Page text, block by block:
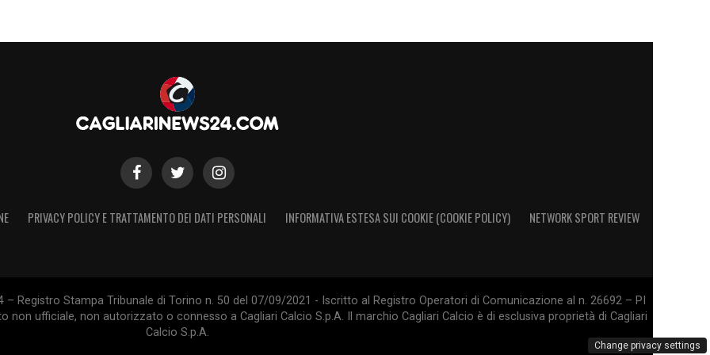
PRIVACY POLICY E TRATTAMENTO DEI DATI PERSONALI INFORMATIVA ESTESA SUI COOKIE (COOKIE POLICY) NETWORK SPORT REVIEW
Registro Stampa Tribunale di Torino n. 50 del 07/09/2021 - Iscritto al Registro Operatori di Comunicazione al n. 26692 – PI
non ufficiale, non autorizzato o connesso a Cagliari Calcio S.p.A. Il marchio Cagliari Calcio è di esclusiva proprietà di Cagliari
Calcio S.p.A.
Change privacy settings